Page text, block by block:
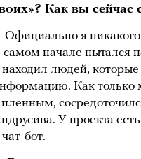
Как вы сейчас
Официально я
начале пытался
находил людей,
Как только
пленным,
У проекта
бот.